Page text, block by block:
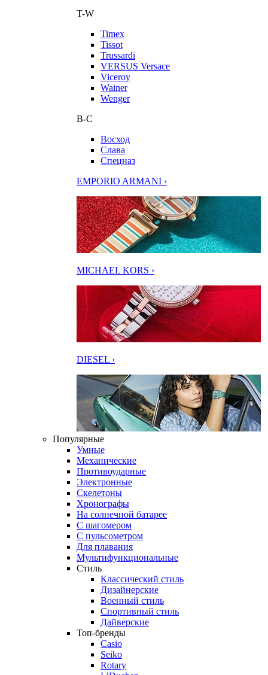
T-W
Timex
Tissot
Trussardi
VERSUS Versace
Viceroy
Wainer
Wenger
В-С
Восход
Слава
Спецназ
EMPORIO ARMANI ›
MICHAEL KORS ›
DIESEL ›
Популярные
Умные
Механические
Противоударные
Электронные
Скелетоны
Хронографы
На солнечной батарее
С шагомером
С пульсометром
Для плавания
Мультифункциональные
Стиль
Классический стиль
Дизайнерские
Военный стиль
Спортивный стиль
Дайверские
Топ-бренды
Casio
Seiko
Rotary